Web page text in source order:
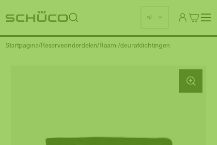
nl
Startpagina Reserveonderdelen Raam-/deurafdichtingen